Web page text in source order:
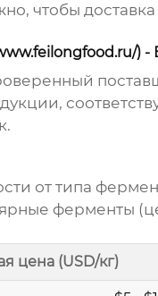
чтобы
)
от типа
ферменты
цена (USD/кг)